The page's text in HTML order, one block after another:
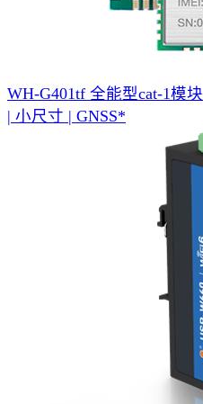
WH-G401tf 全能型cat-1模块
| 小尺寸 | GNSS*